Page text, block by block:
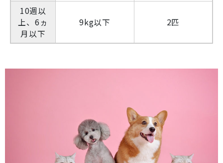
10週以
上、6ヵ
月以下
9kg以下 2匹